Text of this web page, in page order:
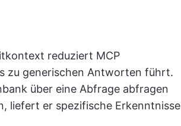
reduziert MCP
zu generischen Antworten führt.
über eine Abfrage abfragen
liefert er spezifische Erkenntnisse